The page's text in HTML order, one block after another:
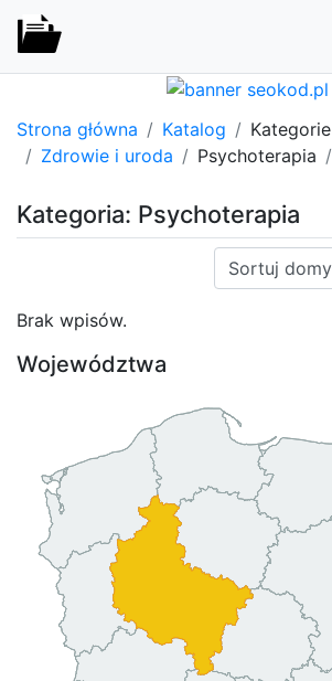
Strona główna Katalog
Kategorie
Zdrowie i uroda
Psychoterapia
Kategoria: Psychoterapia
Sortuj:
Brak wpisów.
Województwa